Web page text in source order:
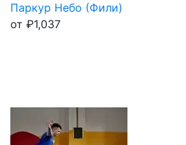
Паркур Небо (Фили)
от ₽1,037